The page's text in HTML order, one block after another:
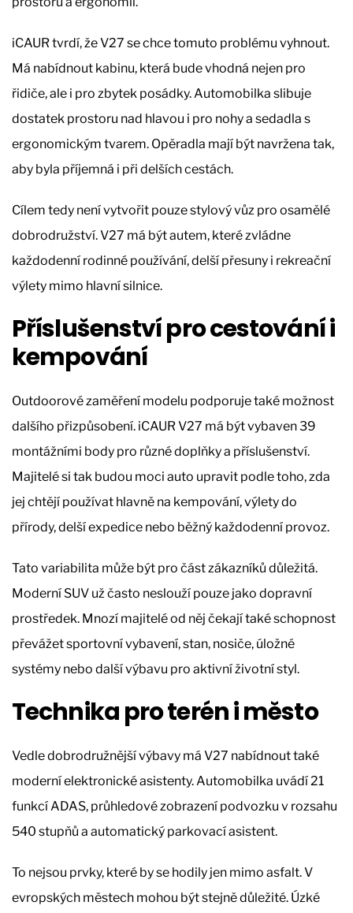
iCAUR tvrdí, že V27 se chce tomuto problému vyhnout.
Má nabídnout kabinu, která bude vhodná nejen pro
řidiče, ale i pro zbytek posádky. Automobilka slibuje
dostatek prostoru nad hlavou i pro nohy a sedadla s
ergonomickým tvarem. Opěradla mají být navržena tak,
aby byla příjemná i při delších cestách.
Cílem tedy není vytvořit pouze stylový vůz pro osamělé
dobrodružství. V27 má být autem, které zvládne
každodenní rodinné používání, delší přesuny i rekreační
výlety mimo hlavní silnice.
Příslušenství pro cestování i
kempování
Outdoorové zaměření modelu podporuje také možnost
dalšího přizpůsobení. iCAUR V27 má být vybaven 39
montážními body pro různé doplňky a příslušenství.
Majitelé si tak budou moci auto upravit podle toho, zda
jej chtějí používat hlavně na kempování, výlety do
přírody, delší expedice nebo běžný každodenní provoz.
Tato variabilita může být pro část zákazníků důležitá.
Moderní SUV už často neslouží pouze jako dopravní
prostředek. Mnozí majitelé od něj čekají také schopnost
převážet sportovní vybavení, stan, nosiče, úložné
systémy nebo další výbavu pro aktivní životní styl.
Technika pro terén i město
Vedle dobrodružnější výbavy má V27 nabídnout také
moderní elektronické asistenty. Automobilka uvádí 21
funkcí ADAS, průhledové zobrazení podvozku v rozsahu
540 stupňů a automatický parkovací asistent.
To nejsou prvky, které by se hodily jen mimo asfalt. V
evropských městech mohou být stejně důležité. Úzké